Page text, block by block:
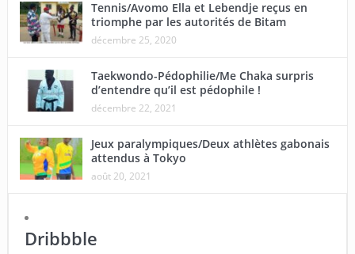
Tennis/Avomo Ella et Lebendje reçus en
triomphe par les autorités de Bitam
décembre 25, 2020
Taekwondo-Pédophilie/Me Chaka surpris
d’entendre qu’il est pédophile !
décembre 22, 2021
Jeux paralympiques/Deux athlètes gabonais
attendus à Tokyo
août 20, 2021
Dribbble